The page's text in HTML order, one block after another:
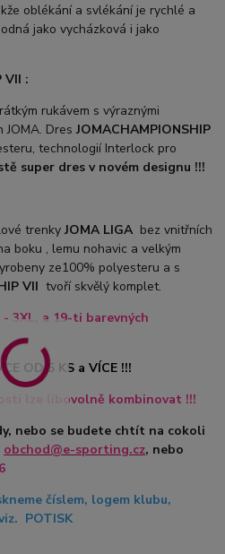
oblékání a svlékání je rychlé a
jako vycházková i jako
VII :
rukávem s výraznými
JOMA. DresJOMACHAMPIONSHIP
technologií Interlock pro
super dres v novém designu !!!
trenky JOMA LIGA bez vnitřních
boku , lemu nohavic a velkým
ze100% polyesteru a s
VII tvoří skvělý komplet.
- 3XL, a 19-ti barevných
OD 5 KS a VÍCE !!!
lze libovolně kombinovat !!!
nebo se budete chtít na cokoli
obchod@e-sporting.cz, nebo
číslem, logem klubu,
POTISK